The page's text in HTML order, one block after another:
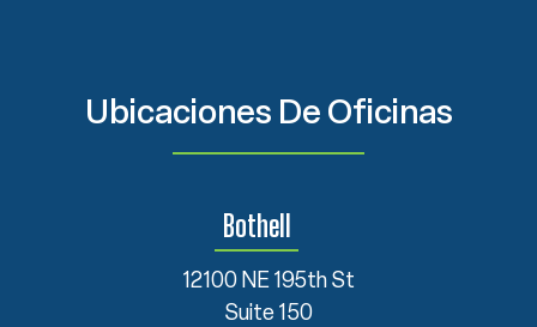
Ubicaciones De Oficinas
Bothell
12100 NE 195th St
Suite 150